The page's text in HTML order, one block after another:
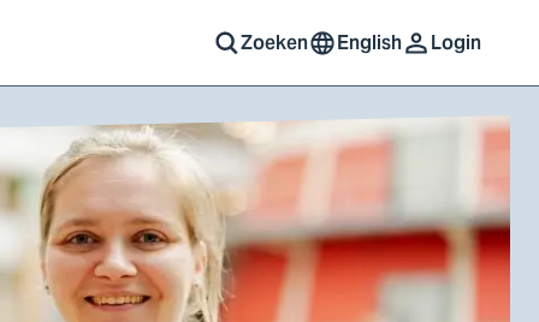
Zoeken
English Login